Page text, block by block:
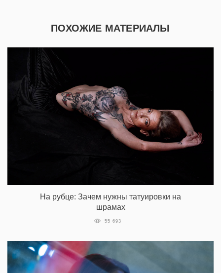
ПОХОЖИЕ МАТЕРИАЛЫ
На рубце: Зачем нужны татуировки на
шрамах
55 693